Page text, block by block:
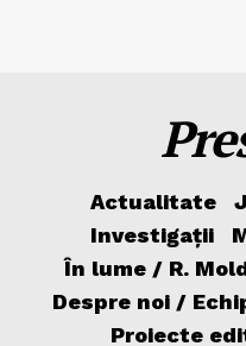
Actualitate
Investigații
În lume / R.
Despre noi /
Proiecte